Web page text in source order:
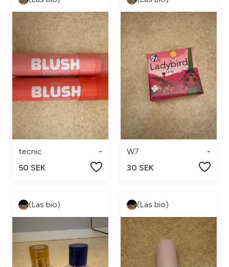
tecnic
-
50 SEK
W7
-
30 SEK
(Läs bio) (Läs bio)